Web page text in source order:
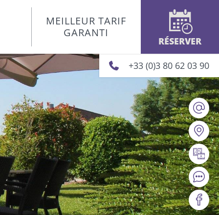
MEILLEUR TARIF
GARANTI
RÉSERVER
+33 (0)3 80 62 03 90